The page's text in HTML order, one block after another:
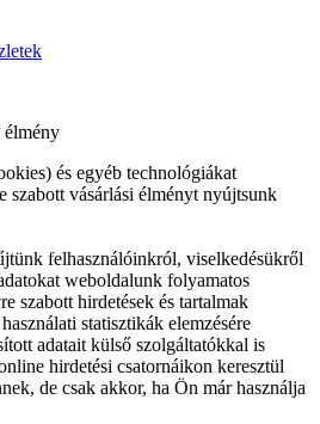
élmény
és egyéb technológiákat
szabott vásárlási élményt nyújtsunk
felhasználóinkról, viselkedésükről
weboldalunk folyamatos
szabott hirdetések és tartalmak
statisztikák elemzésére
adatait külső szolgáltatókkal is
hirdetési csatornáikon keresztül
de csak akkor, ha Ön már használja